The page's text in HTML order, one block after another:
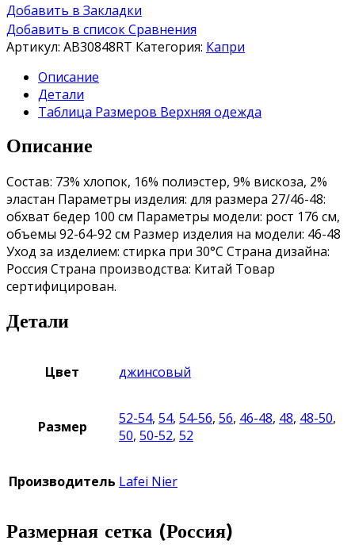
Добавить в Закладки
Добавить в список Сравнения
Артикул: AB30848RT Категория: Капри
Описание
Детали
Таблица Размеров Верхняя одежда
Описание
Состав: 73% хлопок, 16% полиэстер, 9% вискоза, 2%
эластан Параметры изделия: для размера 27/46-48:
обхват бедер 100 см Параметры модели: рост 176 см,
объемы 92-64-92 см Размер изделия на модели: 46-48
Уход за изделием: стирка при 30°C Страна дизайна:
Россия Страна производства: Китай Товар
сертифицирован.
Детали
Цвет джинсовый
Размер 52-54, 54, 54-56, 56, 46-48, 48, 48-50,
50, 50-52, 52
Производитель Lafei Nier
Размерная сетка (Россия)